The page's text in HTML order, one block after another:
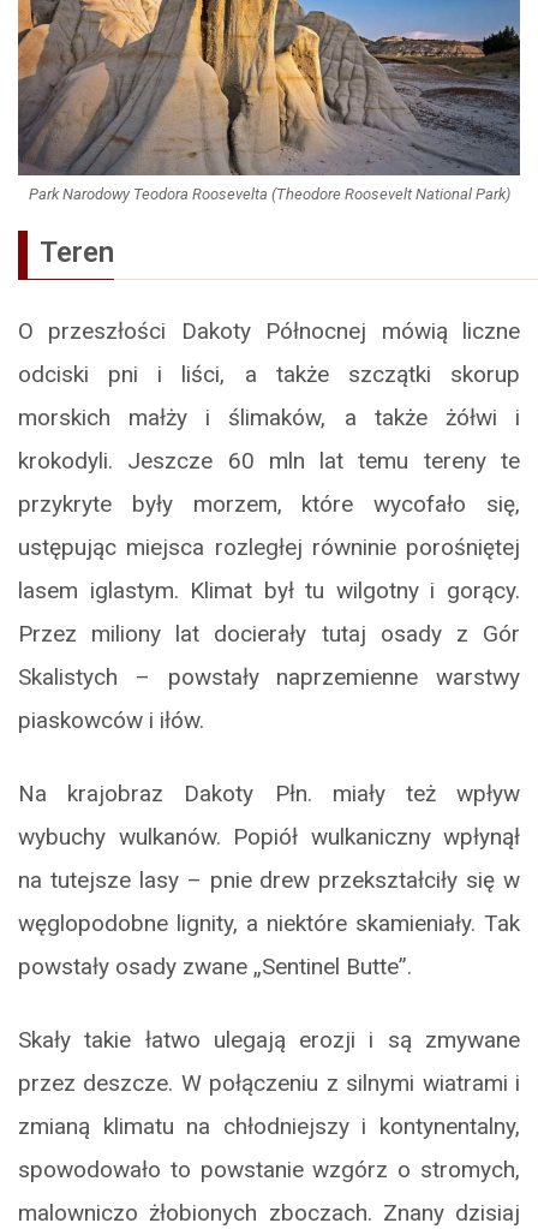
Park Narodowy Teodora Roosevelta (Theodore Roosevelt National Park)
Teren
O przeszłości Dakoty Północnej mówią liczne
odciski pni i liści, a także szczątki skorup
morskich małży i ślimaków, a także żółwi i
krokodyli. Jeszcze 60 mln lat temu tereny te
przykryte były morzem, które wycofało się,
ustępując miejsca rozległej równinie porośniętej
lasem iglastym. Klimat był tu wilgotny i gorący.
Przez miliony lat docierały tutaj osady z Gór
Skalistych – powstały naprzemienne warstwy
piaskowców i iłów.
Na krajobraz Dakoty Płn. miały też wpływ
wybuchy wulkanów. Popiół wulkaniczny wpłynął
na tutejsze lasy – pnie drew przekształciły się w
węglopodobne lignity, a niektóre skamieniały. Tak
powstały osady zwane „Sentinel Butte”.
Skały takie łatwo ulegają erozji i są zmywane
przez deszcze. W połączeniu z silnymi wiatrami i
zmianą klimatu na chłodniejszy i kontynentalny,
spowodowało to powstanie wzgórz o stromych,
malowniczo żłobionych zboczach. Znany dzisiaj